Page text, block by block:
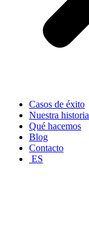
Casos de éxito
Nuestra historia
Qué hacemos
Blog
Contacto
ES